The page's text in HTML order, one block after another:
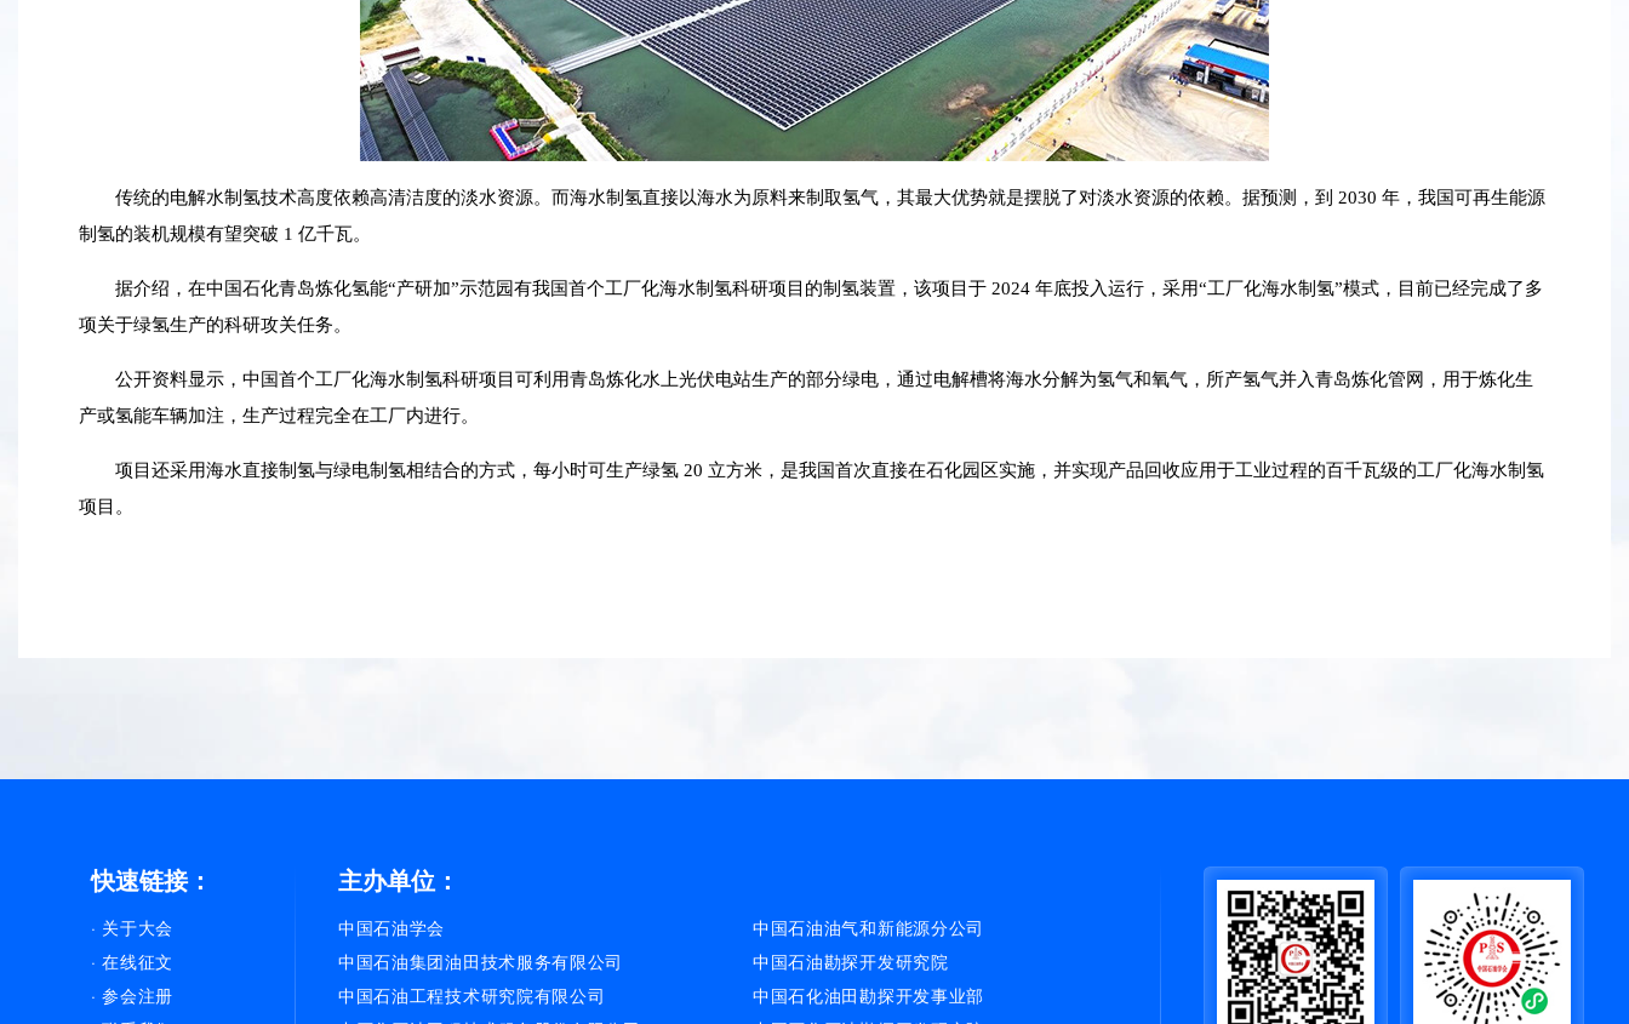
传统的电解水制氢技术高度依赖高清洁度的淡水资源。而海水制氢直接以海水为原料来制取氢气，其最大优势就是摆脱了对淡水资源的依赖。据预测，到 2030 年，我国可再生能源
制氢的装机规模有望突破 1 亿千瓦。
据介绍，在中国石化青岛炼化氢能“产研加”示范园有我国首个工厂化海水制氢科研项目的制氢装置，该项目于 2024 年底投入运行，采用“工厂化海水制氢”模式，目前已经完成了多
项关于绿氢生产的科研攻关任务。
公开资料显示，中国首个工厂化海水制氢科研项目可利用青岛炼化水上光伏电站生产的部分绿电，通过电解槽将海水分解为氢气和氧气，所产氢气并入青岛炼化管网，用于炼化生
产或氢能车辆加注，生产过程完全在工厂内进行。
项目还采用海水直接制氢与绿电制氢相结合的方式，每小时可生产绿氢 20 立方米，是我国首次直接在石化园区实施，并实现产品回收应用于工业过程的百千瓦级的工厂化海水制氢
项目。
快速链接：
· 关于大会
· 在线征文
· 参会注册
主办单位：
中国石油学会
中国石油油气和新能源分公司
中国石油集团油田技术服务有限公司
中国石油勘探开发研究院
中国石油工程技术研究院有限公司
中国石化油田勘探开发事业部